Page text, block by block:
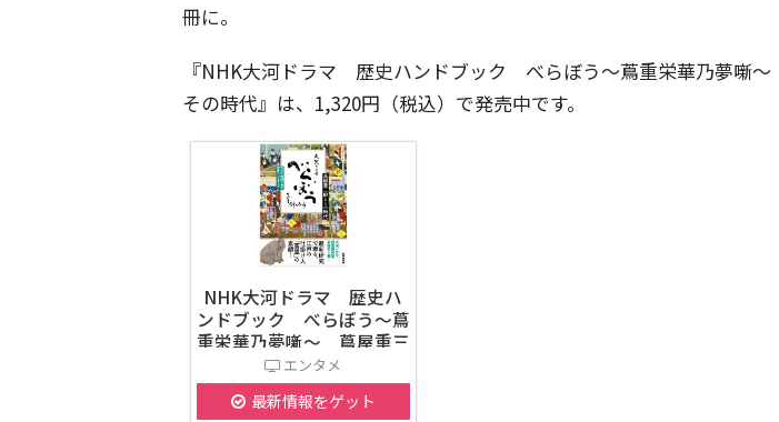
冊に。
『NHK大河ドラマ 歴史ハンドブック べらぼう～蔦重栄華乃夢噺
その時代』は、1,320円（税込）で発売中です。
NHK大河ドラマ 歴史ハ
ンドブック べらぼう～蔦
重栄華乃夢噺～ 蔦屋重三
郎とその時代
エンタメ
最新情報をゲット